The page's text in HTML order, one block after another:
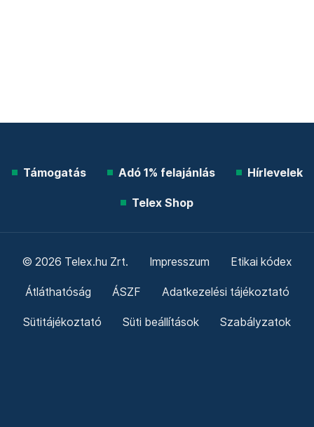
Támogatás Adó 1% felajánlás Hírlevelek
Telex Shop
© 2026 Telex.hu Zrt. Impresszum Etikai kódex
Átláthatóság ÁSZF Adatkezelési tájékoztató
Sütitájékoztató Süti beállítások Szabályzatok